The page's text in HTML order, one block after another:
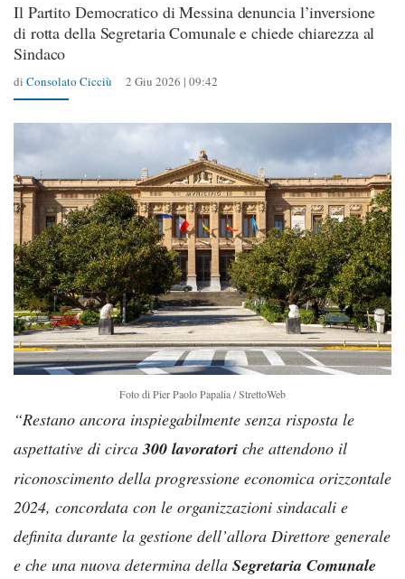
Il Partito Democratico di Messina denuncia l’inversione
di rotta della Segretaria Comunale e chiede chiarezza al
Sindaco
di Consolato Cicciù 2 Giu 2026 | 09:42
Foto di Pier Paolo Papalia / StrettoWeb
“Restano ancora inspiegabilmente senza risposta le
aspettative di circa300 lavoratori che attendono il
riconoscimento della progressione economica orizzontale
2024, concordata con le organizzazioni sindacali e
definita durante la gestione dell’allora Direttore generale
e che una nuova determina della Segretaria Comunale